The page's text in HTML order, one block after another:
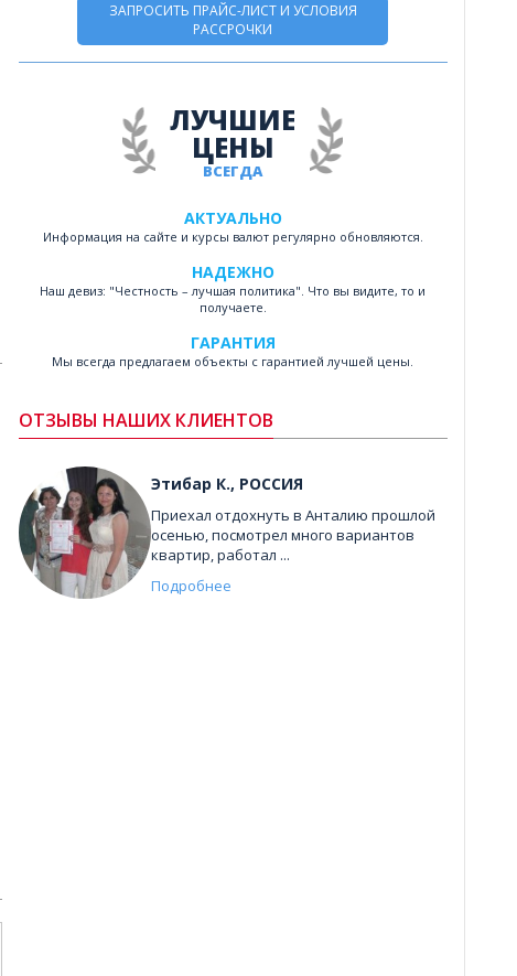
ЗАПРОСИТЬ ПРАЙС-ЛИСТ И УСЛОВИЯ
РАССРОЧКИ
ВСЕГДА
ЛУЧШИЕ
ЦЕНЫ
АКТУАЛЬНО
Информация на сайте и курсы валют регулярно обновляются.
НАДЕЖНО
Наш девиз: "Честность – лучшая политика". Что вы видите, то и
получаете.
ГАРАНТИЯ
Мы всегда предлагаем объекты с гарантией лучшей цены.
ОТЗЫВЫ НАШИХ КЛИЕНТОВ
Этибар К., РОССИЯ
Приехал отдохнуть в Анталию прошлой
осенью, посмотрел много вариантов
квартир, работал ...
Подробнее